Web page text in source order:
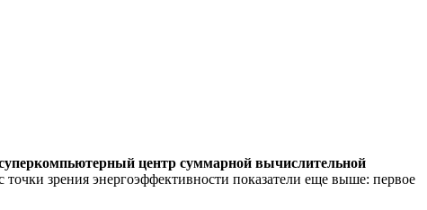
центр суммарной вычислительной
зрения энергоэффективности показатели еще выше: первое